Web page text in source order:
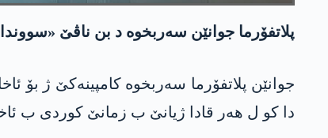
پلاتفۆرما جوانێن سەربخوە د بن ناڤێ
دا کو ل هەر قادا ژیانێ ب زمانێ کوردی ب